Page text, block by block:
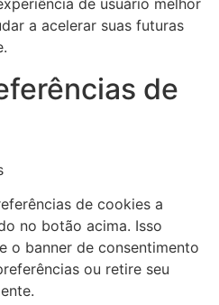
a acelerar suas futuras
de
de cookies a
no botão acima. Isso
o banner de consentimento
ou retire seu